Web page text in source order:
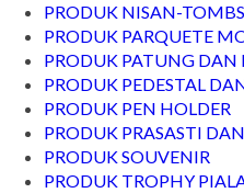
PRODUK NISAN-
PRODUK PARQUETE
PRODUK PATUNG DAN
PRODUK PEDESTAL
PRODUK PEN HOLDER
PRODUK PRASASTI
PRODUK SOUVENIR
PRODUK TROPHY